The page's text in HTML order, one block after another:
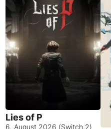
Lies of P
6. August 2026 (Switch 2)